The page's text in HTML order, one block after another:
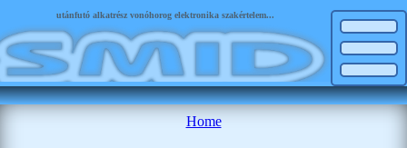
utánfutó alkatrész vonóhorog elektronika szakértelem...
Home